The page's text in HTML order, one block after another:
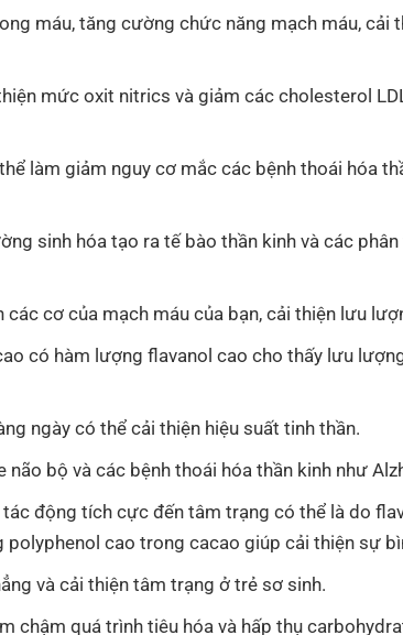
máu, tăng cường chức năng mạch máu, cải
mức oxit nitrics và giảm các cholesterol
làm giảm nguy cơ mắc các bệnh thoái hóa
sinh hóa tạo ra tế bào thần kinh và các
cơ của mạch máu của bạn, cải thiện lưu
có hàm lượng flavanol cao cho thấy lưu
ngày có thể cải thiện hiệu suất tinh thần.
bộ và các bệnh thoái hóa thần kinh như
động tích cực đến tâm trạng có thể là do
cao trong cacao giúp cải thiện sự
và cải thiện tâm trạng ở trẻ sơ sinh.
chậm quá trình tiêu hóa và hấp thụ